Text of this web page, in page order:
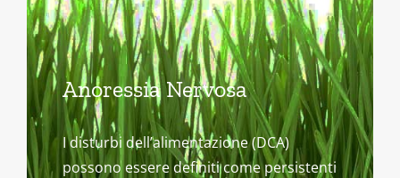
Anoressia Nervosa
I disturbi dell’alimentazione (DCA)
possono essere definiti come persistenti